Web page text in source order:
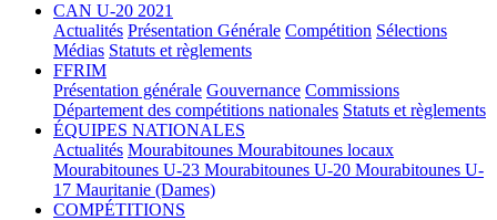
CAN U-20 2021
Actualités Présentation Générale Compétition Sélections
Médias Statuts et règlements
FFRIM
Présentation générale Gouvernance Commissions
Département des compétitions nationales Statuts et règlements
ÉQUIPES NATIONALES
Actualités Mourabitounes Mourabitounes locaux
Mourabitounes U-23 Mourabitounes U-20 Mourabitounes U-
17 Mauritanie (Dames)
COMPÉTITIONS